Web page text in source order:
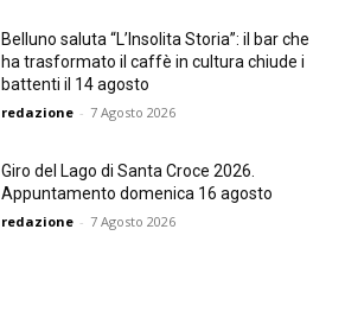
Belluno saluta “L’Insolita Storia”: il bar che
ha trasformato il caffè in cultura chiude i
battenti il 14 agosto
redazione - 7 Agosto 2026
Giro del Lago di Santa Croce 2026.
Appuntamento domenica 16 agosto
redazione - 7 Agosto 2026